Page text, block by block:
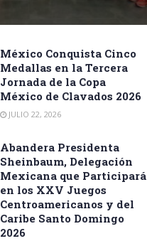
México Conquista Cinco
Medallas en la Tercera
Jornada de la Copa
México de Clavados 2026
JULIO 22, 2026
Abandera Presidenta
Sheinbaum, Delegación
Mexicana que Participará
en los XXV Juegos
Centroamericanos y del
Caribe Santo Domingo
2026